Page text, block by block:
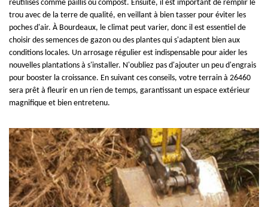
réutilisés comme paillis ou compost. Ensuite, il est important de remplir le
trou avec de la terre de qualité, en veillant à bien tasser pour éviter les
poches d'air. À Bourdeaux, le climat peut varier, donc il est essentiel de
choisir des semences de gazon ou des plantes qui s'adaptent bien aux
conditions locales. Un arrosage régulier est indispensable pour aider les
nouvelles plantations à s'installer. N'oubliez pas d'ajouter un peu d'engrais
pour booster la croissance. En suivant ces conseils, votre terrain à 26460
sera prêt à fleurir en un rien de temps, garantissant un espace extérieur
magnifique et bien entretenu.